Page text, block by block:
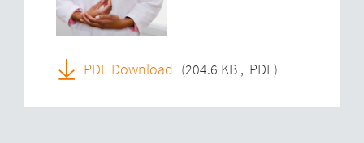
PDF Download (204.6 KB , PDF)